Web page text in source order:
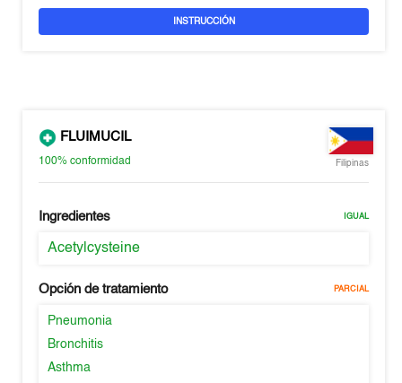
INSTRUCCIÓN
FLUIMUCIL
100%conformidad Filipinas
Ingredientes IGUAL
Acetylcysteine
Opción de tratamiento PARCIAL
Pneumonia
Bronchitis
Asthma